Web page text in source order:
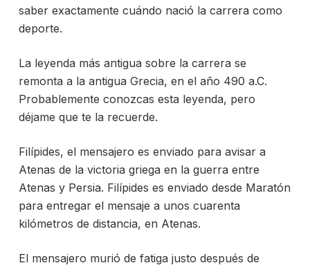
saber exactamente cuándo nació la carrera como
deporte.
La leyenda más antigua sobre la carrera se
remonta a la antigua Grecia, en el año 490 a.C.
Probablemente conozcas esta leyenda, pero
déjame que te la recuerde.
Filípides, el mensajero es enviado para avisar a
Atenas de la victoria griega en la guerra entre
Atenas y Persia. Filípides es enviado desde Maratón
para entregar el mensaje a unos cuarenta
kilómetros de distancia, en Atenas.
El mensajero murió de fatiga justo después de